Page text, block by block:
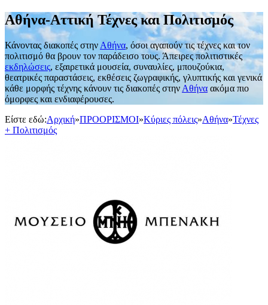
Αθήνα-Αττική Τέχνες και Πολιτισμός
Κάνοντας διακοπές στην Αθήνα, όσοι αγαπούν τις τέχνες και τον
πολιτισμό θα βρουν τον παράδεισο τους. Άπειρες πολιτιστικές
εκδηλώσεις, εξαιρετικά μουσεία, συναυλίες, μπουζούκια,
θεατρικές παραστάσεις, εκθέσεις ζωγραφικής, γλυπτικής και γενικά
κάθε μορφής τέχνης κάνουν τις διακοπές στην Αθήνα ακόμα πιο
όμορφες και ενδιαφέρουσες.
Είστε εδώ:Αρχική»ΠΡΟΟΡΙΣΜΟΙ»Κύριες πόλεις»Αθήνα»Τέχνες
+ Πολιτισμός